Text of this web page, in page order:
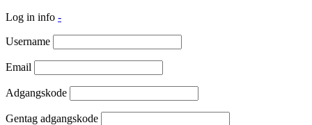
Log in info -
Username
Email
Adgangskode
Gentag adgangskode